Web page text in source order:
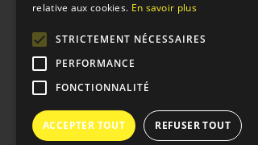
© 2026 • Numéro
M5UXCR1
Tous les logos cités sont la
Langages: •
relative aux cookies. En savoir plus
STRICTEMENT NÉCESSAIRES
PERFORMANCE
FONCTIONNALITÉ
ACCEPTER TOUT REFUSER TOUT